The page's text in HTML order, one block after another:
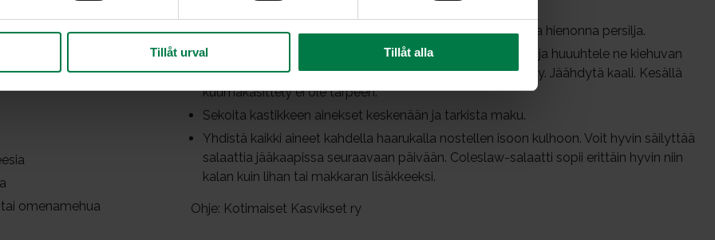
Tillåt urval Tillåt alla
(valutettuna)
omenamehua
Raasta omena ja porkkana. Viipaloi halkaistu purjon pala ja hienonna persilja.
Kun käytät talvikaalia, siirrä kaalisuikaleet isoon lävikköön ja huuuhtele ne kiehuvan
kuumalla vedellä, jolloin kaali pehmenee ja maku pyöristyy. Jäähdytä kaali. Kesällä
kuumakäsittely ei ole tarpeen.
Sekoita kastikkeen ainekset keskenään ja tarkista maku.
Yhdistä kaikki aineet kahdella haarukalla nostellen isoon kulhoon. Voit hyvin säilyttää
salaattia jääkaapissa seuraavaan päivään. Coleslaw-salaatti sopii erittäin hyvin niin
kalan kuin lihan tai makkaran lisäkkeeksi.
Ohje: Kotimaiset Kasvikset ry